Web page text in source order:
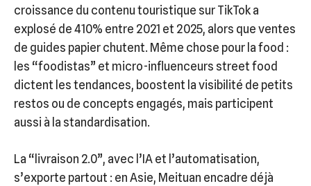
croissance du contenu touristique sur TikTok a
explosé de 410% entre 2021 et 2025, alors que ventes
de guides papier chutent. Même chose pour la food :
les “foodistas” et micro-influenceurs street food
dictent les tendances, boostent la visibilité de petits
restos ou de concepts engagés, mais participent
aussi à la standardisation.
La “livraison 2.0”, avec l’IA et l’automatisation,
s’exporte partout : en Asie, Meituan encadre déjà